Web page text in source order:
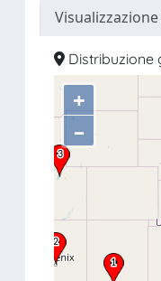
Visualizzazione
Distribuzione
+
–